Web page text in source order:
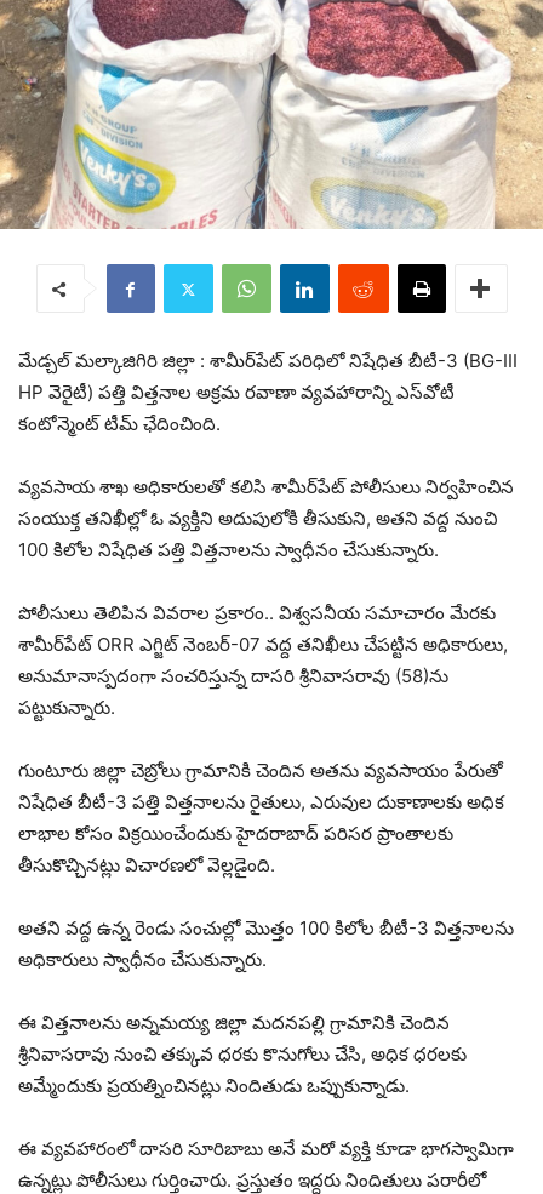
మేడ్చల్ మల్కాజిగిరి జిల్లా : శామీర్‌పేట్ పరిధిలో నిషేధిత బీటీ-3 (BG-III
HP వెరైటీ) పత్తి విత్తనాల అక్రమ రవాణా వ్యవహారాన్ని ఎస్‌వోటీ
కంటోన్మెంట్ టీమ్ ఛేదించింది.
వ్యవసాయ శాఖ అధికారులతో కలిసి శామీర్‌పేట్ పోలీసులు నిర్వహించిన
సంయుక్త తనిఖీల్లో ఓ వ్యక్తిని అదుపులోకి తీసుకుని, అతని వద్ద నుంచి
100 కిలోల నిషేధిత పత్తి విత్తనాలను స్వాధీనం చేసుకున్నారు.
పోలీసులు తెలిపిన వివరాల ప్రకారం.. విశ్వసనీయ సమాచారం మేరకు
శామీర్‌పేట్ ORR ఎగ్జిట్ నెంబర్-07 వద్ద తనిఖీలు చేపట్టిన అధికారులు,
అనుమానాస్పదంగా సంచరిస్తున్న దాసరి శ్రీనివాసరావు (58)ను
పట్టుకున్నారు.
గుంటూరు జిల్లా చెబ్రోలు గ్రామానికి చెందిన అతను వ్యవసాయం పేరుతో
నిషేధిత బీటీ-3 పత్తి విత్తనాలను రైతులు, ఎరువుల దుకాణాలకు అధిక
లాభాల కోసం విక్రయించేందుకు హైదరాబాద్ పరిసర ప్రాంతాలకు
తీసుకొచ్చినట్లు విచారణలో వెల్లడైంది.
అతని వద్ద ఉన్న రెండు సంచుల్లో మొత్తం 100 కిలోల బీటీ-3 విత్తనాలను
అధికారులు స్వాధీనం చేసుకున్నారు.
ఈ విత్తనాలను అన్నమయ్య జిల్లా మదనపల్లి గ్రామానికి చెందిన
శ్రీనివాసరావు నుంచి తక్కువ ధరకు కొనుగోలు చేసి, అధిక ధరలకు
అమ్మేందుకు ప్రయత్నించినట్లు నిందితుడు ఒప్పుకున్నాడు.
ఈ వ్యవహారంలో దాసరి సూరిబాబు అనే మరో వ్యక్తి కూడా భాగస్వామిగా
ఉన్నట్లు పోలీసులు గుర్తించారు. ప్రస్తుతం ఇద్దరు నిందితులు పరారీలో